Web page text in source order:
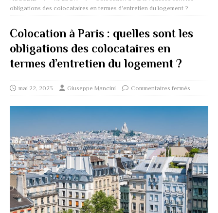
obligations des colocataires en termes d’entretien du logement ?
Colocation à Paris : quelles sont les
obligations des colocataires en
termes d’entretien du logement ?
mai 22, 2023 Giuseppe Mancini Commentaires fermés